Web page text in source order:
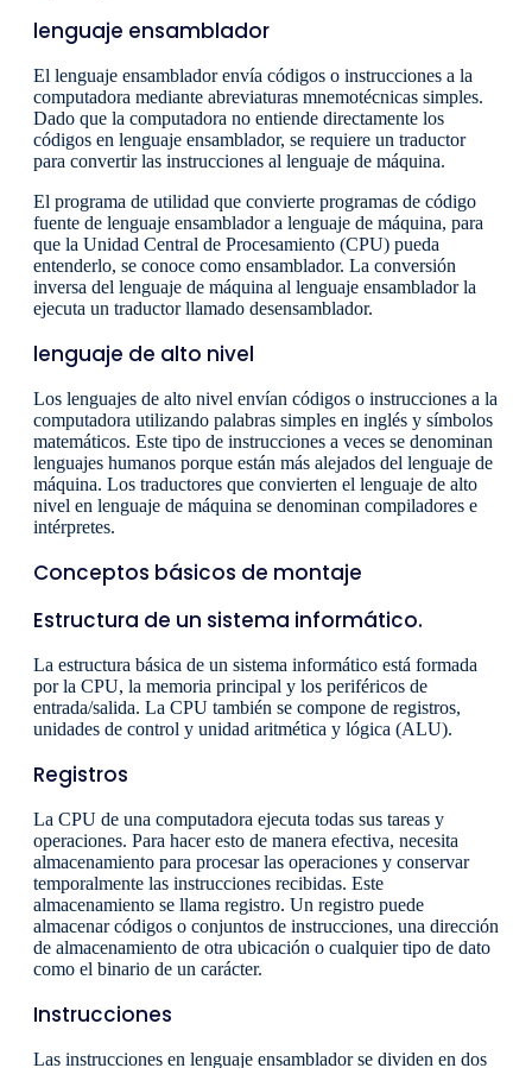
lenguaje ensamblador
El lenguaje ensamblador envía códigos o instrucciones a la
computadora mediante abreviaturas mnemotécnicas simples.
Dado que la computadora no entiende directamente los
códigos en lenguaje ensamblador, se requiere un traductor
para convertir las instrucciones al lenguaje de máquina.
El programa de utilidad que convierte programas de código
fuente de lenguaje ensamblador a lenguaje de máquina, para
que la Unidad Central de Procesamiento (CPU) pueda
entenderlo, se conoce como ensamblador. La conversión
inversa del lenguaje de máquina al lenguaje ensamblador la
ejecuta un traductor llamado desensamblador.
lenguaje de alto nivel
Los lenguajes de alto nivel envían códigos o instrucciones a la
computadora utilizando palabras simples en inglés y símbolos
matemáticos. Este tipo de instrucciones a veces se denominan
lenguajes humanos porque están más alejados del lenguaje de
máquina. Los traductores que convierten el lenguaje de alto
nivel en lenguaje de máquina se denominan compiladores e
intérpretes.
Conceptos básicos de montaje
Estructura de un sistema informático.
La estructura básica de un sistema informático está formada
por la CPU, la memoria principal y los periféricos de
entrada/salida. La CPU también se compone de registros,
unidades de control y unidad aritmética y lógica (ALU).
Registros
La CPU de una computadora ejecuta todas sus tareas y
operaciones. Para hacer esto de manera efectiva, necesita
almacenamiento para procesar las operaciones y conservar
temporalmente las instrucciones recibidas. Este
almacenamiento se llama registro. Un registro puede
almacenar códigos o conjuntos de instrucciones, una dirección
de almacenamiento de otra ubicación o cualquier tipo de dato
como el binario de un carácter.
Instrucciones
Las instrucciones en lenguaje ensamblador se dividen en dos